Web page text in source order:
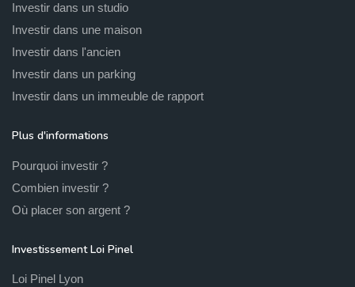
Investir dans un studio
Investir dans une maison
Investir dans l'ancien
Investir dans un parking
Investir dans un immeuble de rapport
Plus d'informations
Pourquoi investir ?
Combien investir ?
Où placer son argent ?
Investissement Loi Pinel
Loi Pinel Lyon